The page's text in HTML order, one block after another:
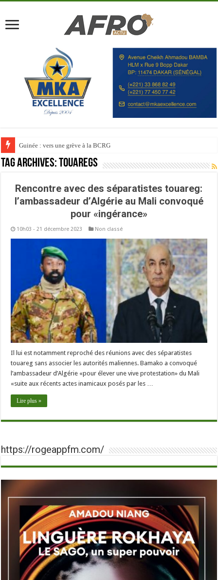
Guinée : vers une grève à la BCRG
Tag Archives:touaregs
Rencontre avec des séparatistes touareg:
l’ambassadeur d’Algérie au Mali convoqué
pour «ingérance»
10h03 - 21 décembre 2023 Non classé
Il lui est notamment reproché des réunions avec des séparatistes
touareg sans associer les autorités maliennes. Bamako a convoqué
l’ambassadeur d’Algérie «pour élever une vive protestation» du Mali
«suite aux récents actes inamicaux posés par les …
Lire plus »
https://rogeappfm.com/